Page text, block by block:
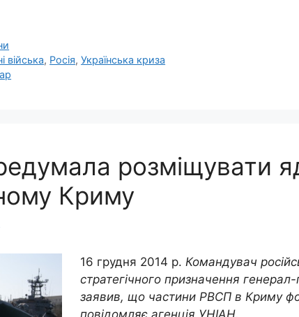
війська, Росія,Українська криза
розміщувати
Криму
16 грудня 2014 р. Командувач
стратегічного призначення
заявив, що частини РВСП в Криму
повідомляє агенція УНІАН.